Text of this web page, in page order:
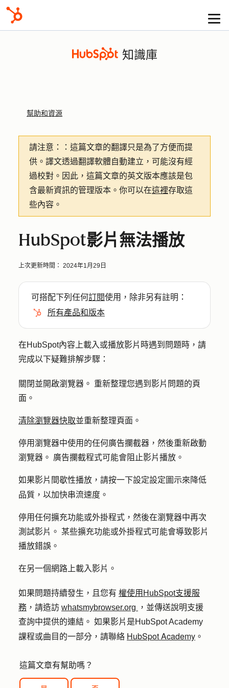
知識庫
幫助和資源
請注意：
：這篇文章的翻譯只是為了方便而提
供。譯文透過翻譯軟體自動建立，可能沒有經
過校對。因此，這篇文章的英文版本應該是包
含最新資訊的管理版本。你可以在這裡存取這
些內容。
HubSpot影片無法播放
上次更新時間： 2024年1月29日
可搭配下列任何訂閱使用，除非另有註明：
所有產品和版本
在HubSpot內容上載入或播放影片時遇到問題時，請
完成以下疑難排解步驟：
關閉並開啟瀏覽器。 重新整理您遇到影片問題的頁
面。
清除瀏覽器快取並重新整理頁面。
停用瀏覽器中使用的任何廣告攔截器，然後重新啟動
瀏覽器。 廣告攔截程式可能會阻止影片播放。
如果影片間歇性播放，請按一下設定設定圖示來降低
品質，以加快串流速度。
停用任何擴充功能或外掛程式，然後在瀏覽器中再次
測試影片。 某些擴充功能或外掛程式可能會導致影片
播放錯誤。
在另一個網路上載入影片。
如果問題持續發生，且您有 權使用HubSpot支援服
務 ，請造訪 whatsmybrowser.org
，並傳送說明支援
查詢中提供的連結。 如果影片是HubSpot Academy
課程或曲目的一部分，請聯絡 HubSpot Academy 。
這篇文章有幫助嗎？